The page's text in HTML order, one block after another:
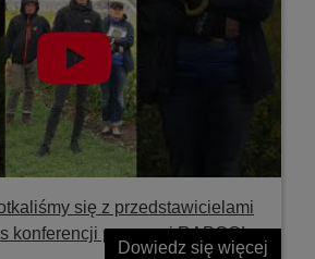
się z przedstawicielami
konferencji prasowej RAPOOL
Dowiedz się więcej